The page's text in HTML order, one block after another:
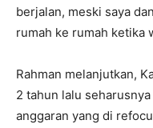
berjalan, meski saya
rumah ke rumah ketika
Rahman melanjutkan,
2 tahun lalu
anggaran yang di